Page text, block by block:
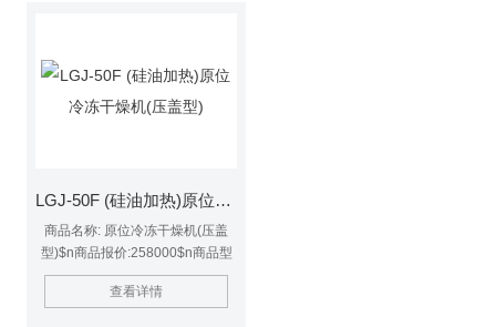
LGJ-50F (硅油加热)原位冷冻干燥机(压盖型)
商品名称: 原位冷冻干燥机(压盖
型)$n商品报价:258000$n商品型
号:LGJ-50F (硅油加热)$n商品简
述:搁板温度可调、可控、可摸
查看详情